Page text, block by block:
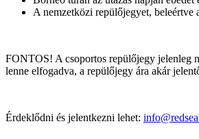
A nemzetközi repülőjegyet, beleértve
FONTOS! A csoportos repülőjegy jelenleg
lenne elfogadva, a repülőjegy ára akár
Érdeklődni és jelentkezni lehet: